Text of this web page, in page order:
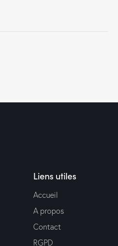
Liens utiles
Accueil
A propos
Contact
RGPD